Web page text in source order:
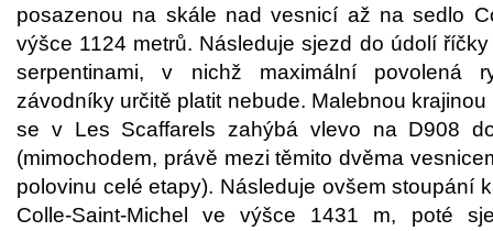
posazenou na skále nad vesnicí až na sedlo
výšce 1124 metrů. Následuje sjezd do údolí
serpentinami, v nichž maximální povolená
závodníky určitě platit nebude. Malebnou
se v Les Scaffarels zahýbá vlevo na D908
(mimochodem, právě mezi těmito dvěma
polovinu celé etapy). Následuje ovšem stoupání
Colle-Saint-Michel ve výšce 1431 m, poté